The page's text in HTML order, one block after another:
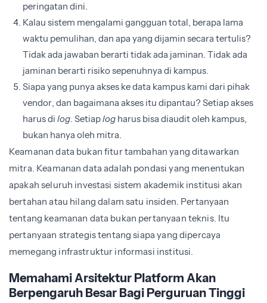
peringatan dini.
Kalau sistem mengalami gangguan total, berapa lama
waktu pemulihan, dan apa yang dijamin secara tertulis?
Tidak ada jawaban berarti tidak ada jaminan. Tidak ada
jaminan berarti risiko sepenuhnya di kampus.
Siapa yang punya akses ke data kampus kami dari pihak
vendor, dan bagaimana akses itu dipantau? Setiap akses
harus di log. Setiaplog harus bisa diaudit oleh kampus,
bukan hanya oleh mitra.
Keamanan data bukan fitur tambahan yang ditawarkan
mitra. Keamanan data adalah pondasi yang menentukan
apakah seluruh investasi sistem akademik institusi akan
bertahan atau hilang dalam satu insiden. Pertanyaan
tentang keamanan data bukan pertanyaan teknis. Itu
pertanyaan strategis tentang siapa yang dipercaya
memegang infrastruktur informasi institusi.
Memahami Arsitektur Platform Akan
Berpengaruh Besar Bagi Perguruan Tinggi